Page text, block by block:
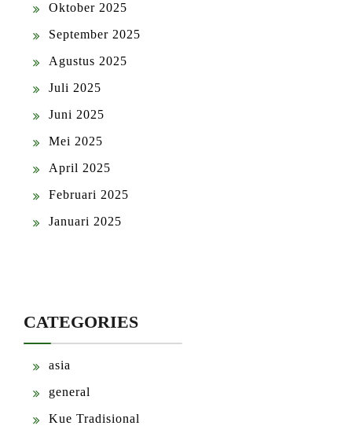
Oktober 2025
September 2025
Agustus 2025
Juli 2025
Juni 2025
Mei 2025
April 2025
Februari 2025
Januari 2025
CATEGORIES
asia
general
Kue Tradisional